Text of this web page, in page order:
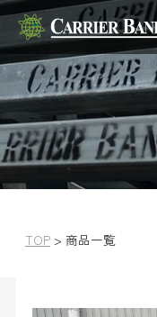
TOP > 商品一覧